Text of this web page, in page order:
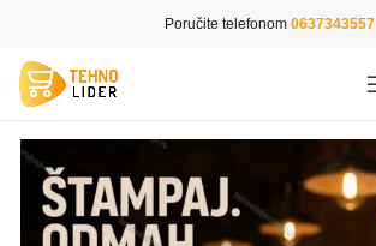
Poručite telefonom 0637343557